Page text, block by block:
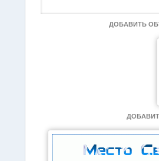
ДОБАВИТЬ